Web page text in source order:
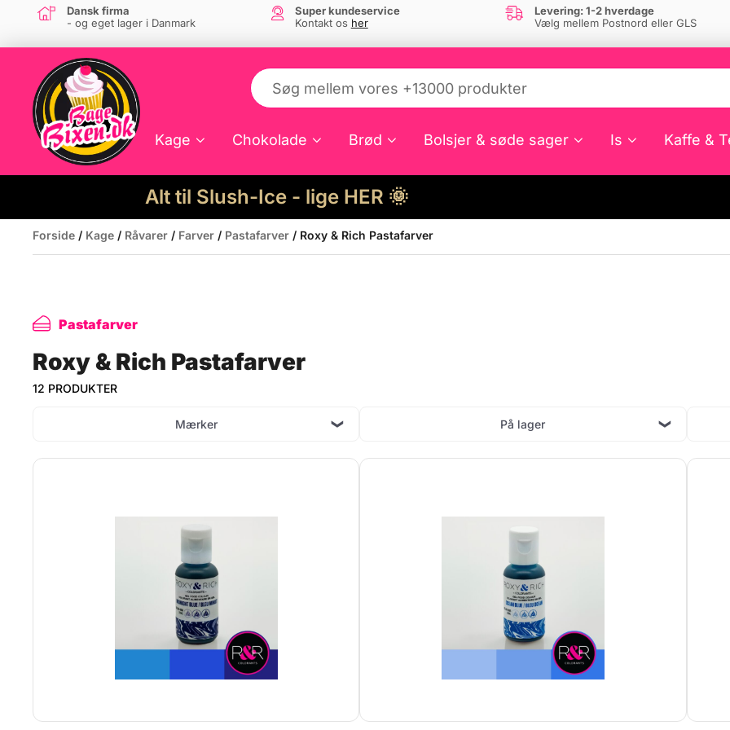
Dansk firma
- og eget lager i Danmark
Super kundeservice
Kontakt os her
Levering: 1-2 hverdage
Vælg mellem Postnord eller GLS
Kage Chokolade Brød Bolsjer & søde sager Is Kaffe &
Alt til Slush-Ice - lige HER 🌞
Forside / Kage / Råvarer / Farver / Pastafarver / Roxy & Rich Pastafarver
Pastafarver
Roxy & Rich Pastafarver
12 PRODUKTER
Mærker På lager